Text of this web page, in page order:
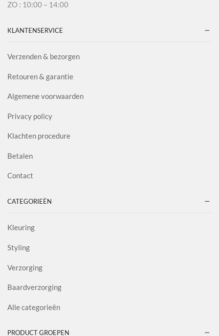
ZO : 10:00 – 14:00
KLANTENSERVICE
Verzenden & bezorgen
Retouren & garantie
Algemene voorwaarden
Privacy policy
Klachten procedure
Betalen
Contact
CATEGORIEËN
Kleuring
Styling
Verzorging
Baardverzorging
Alle categorieën
PRODUCT GROEPEN